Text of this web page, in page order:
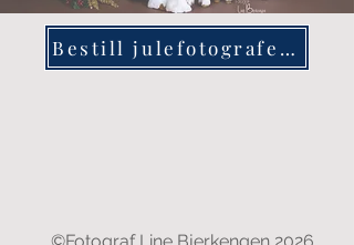
Bestill julefotografering